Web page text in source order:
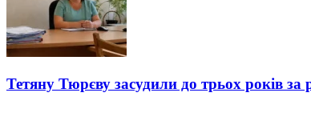
Тетяну Тюрєву засудили до трьох років за